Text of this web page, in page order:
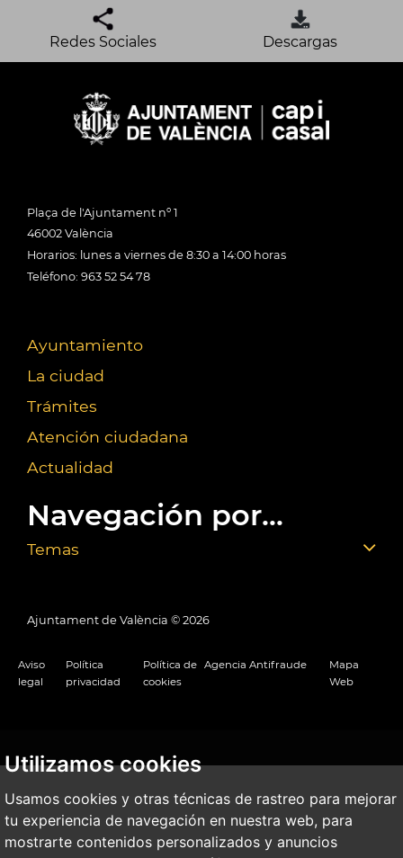
Utilizamos cookies
Usamos cookies y otras técnicas de rastreo para mejorar
tu experiencia de navegación en nuestra web, para
mostrarte contenidos personalizados y anuncios
Redes Sociales Descargas
Plaça de l'Ajuntament nº 1
46002 València
Horarios: lunes a viernes de 8:30 a 14:00 horas
Teléfono: 963 52 54 78
Ayuntamiento
La ciudad
Trámites
Atención ciudadana
Actualidad
Navegación por...
Temas
Ajuntament de València © 2026
Aviso
legal
Política
privacidad
Política de
cookies
Agencia Antifraude
Mapa
Web